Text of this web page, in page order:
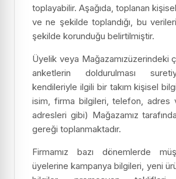
toplayabilir. Aşağıda, toplanan
ve ne şekilde toplandığı, bu
şekilde korunduğu belirtilmiştir.
Üyelik veya Mağazamızüzerindeki
anketlerin doldurulması
kendileriyle ilgili bir takım kişisel
isim, firma bilgileri, telefon, adres
adresleri gibi) Mağazamız
gereği toplanmaktadır.
Firmamız bazı dönemlerde
üyelerine kampanya bilgileri, yeni